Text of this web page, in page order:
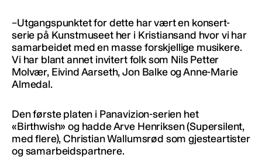
–Utgangspunktet for dette har vært en konsert-
serie på Kunstmuseet her i Kristiansand hvor vi har
samarbeidet med en masse forskjellige musikere.
Vi har blant annet invitert folk som Nils Petter
Molvær, Eivind Aarseth, Jon Balke og Anne-Marie
Almedal.
Den første platen i Panavizion-serien het
«Birthwish» og hadde Arve Henriksen (Supersilent,
med flere), Christian Wallumsrød som gjesteartister
og samarbeidspartnere.